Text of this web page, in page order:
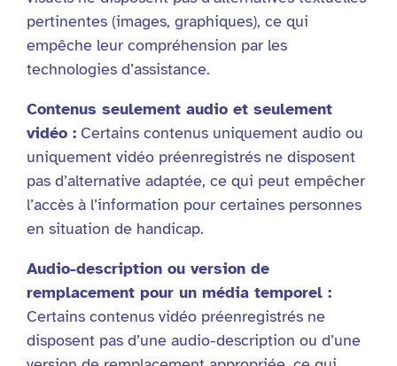
pertinentes (images, graphiques), ce qui
empêche leur compréhension par les
technologies d’assistance.
Contenus seulement audio et seulement
vidéo : Certains contenus uniquement audio ou
uniquement vidéo préenregistrés ne disposent
pas d’alternative adaptée, ce qui peut empêcher
l’accès à l’information pour certaines personnes
en situation de handicap.
Audio-description ou version de
remplacement pour un média temporel :
Certains contenus vidéo préenregistrés ne
disposent pas d’une audio-description ou d’une